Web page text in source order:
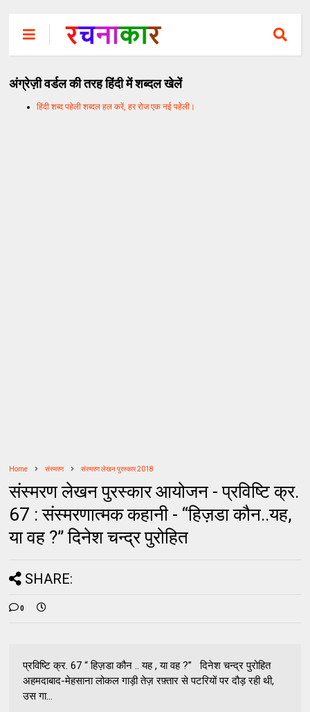
अंग्रेज़ी वर्डल की तरह हिंदी में शब्दल खेलें
हिंदी शब्द पहेली शब्दल हल करें, हर रोज एक नई पहेली।
Home संस्मरण संस्मरण लेखन पुरस्कार 2018
संस्मरण लेखन पुरस्कार आयोजन - प्रविष्टि क्र.
67 : संस्मरणात्मक कहानी - “हिज़डा कौन..यह,
या वह ?” दिनेश चन्द्र पुरोहित
SHARE:
0
प्रविष्टि क्र. 67 “ हिज़डा कौन .. यह , या वह ?” दिनेश चन्द्र पुरोहित
अहमदाबाद-मेहसाना लोकल गाड़ी तेज़ रफ़्तार से पटरियों पर दौड़ रही थी,
उस गा...